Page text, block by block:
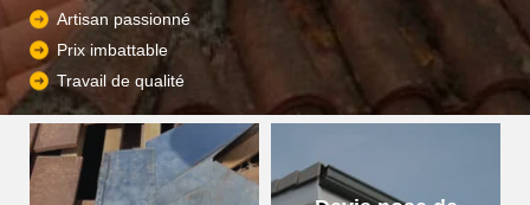
Artisan passionné
Prix imbattable
Travail de qualité